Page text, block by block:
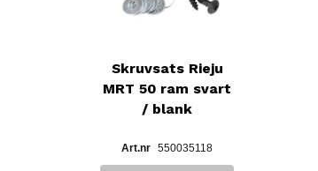
Skruvsats Rieju
MRT 50 ram svart
/ blank
550035118